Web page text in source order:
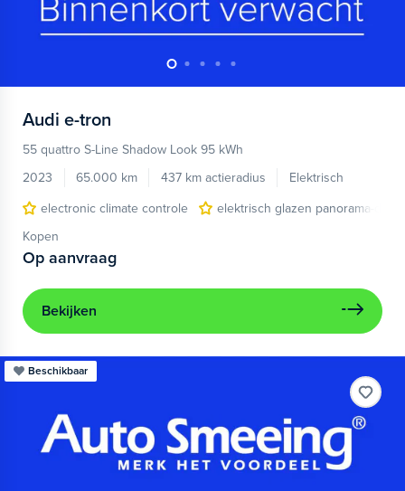
Audi e-tron
55 quattro S-Line Shadow Look 95 kWh
2023
65.000 km 437 km actieradius
Elektrisch
electronic climate controle
elektrisch glazen panorama-dak
Kopen
Op aanvraag
Bekijken
Beschikbaar